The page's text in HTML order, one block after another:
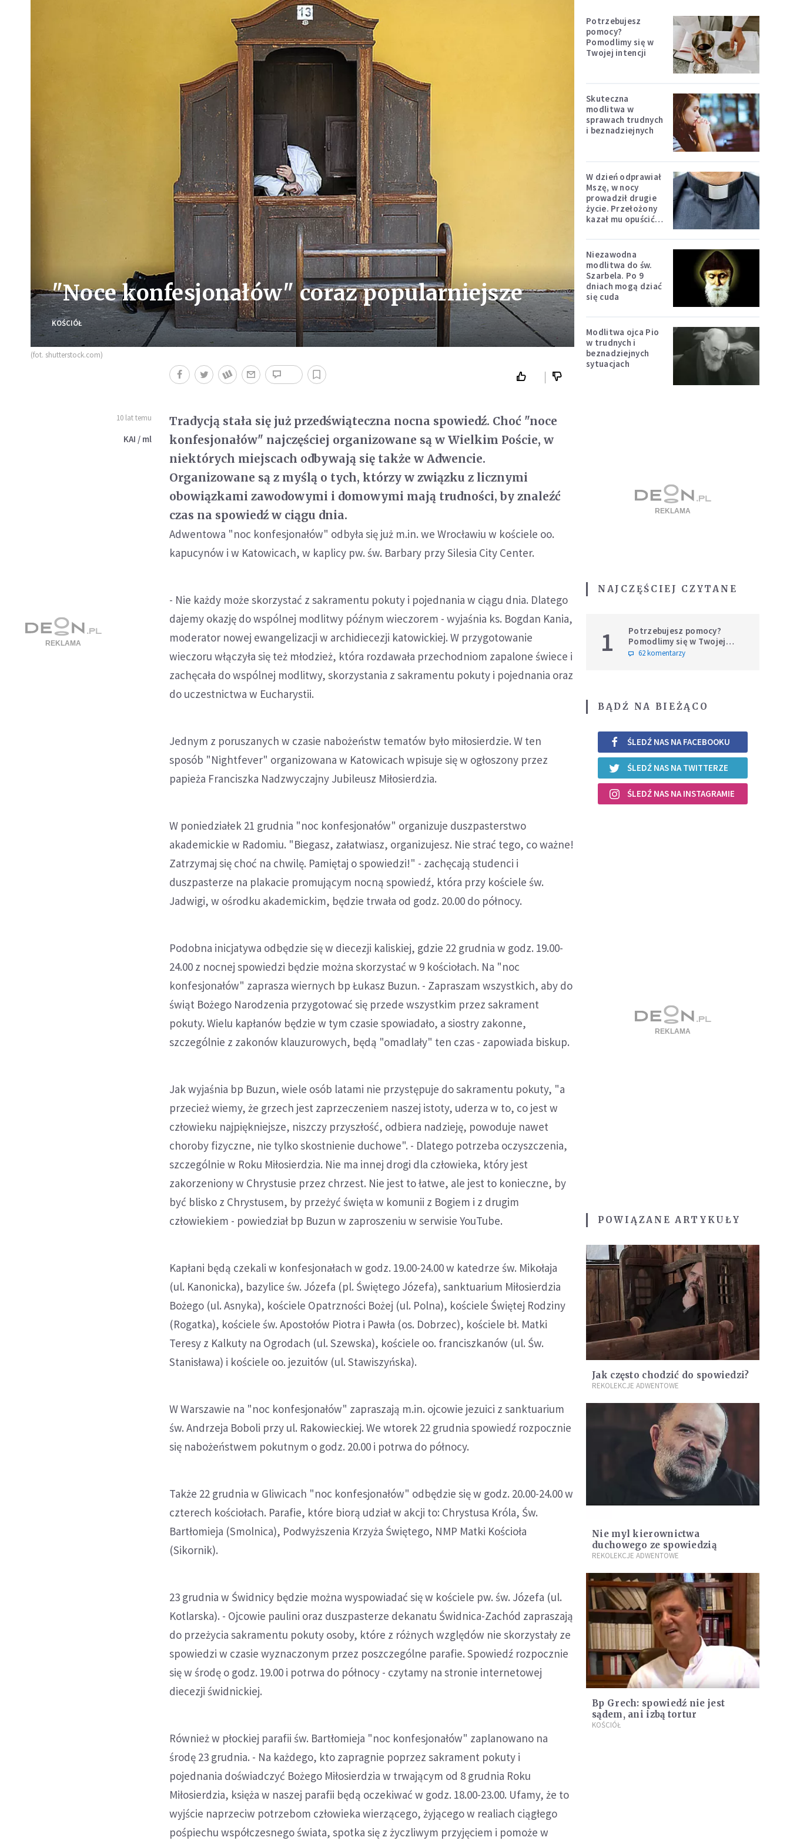
"Noce konfesjonałów" coraz popularniejsze
KOŚCIÓŁ
(fot. shutterstock.com)
10 lat temu
KAI / ml
Tradycją stała się już przedświąteczna nocna spowiedź. Choć "noce
konfesjonałów" najczęściej organizowane są w Wielkim Poście, w
niektórych miejscach odbywają się także w Adwencie.
Organizowane są z myślą o tych, którzy w związku z licznymi
obowiązkami zawodowymi i domowymi mają trudności, by znaleźć
czas na spowiedź w ciągu dnia.
Adwentowa "noc konfesjonałów" odbyła się już m.in. we Wrocławiu w kościele oo.
kapucynów i w Katowicach, w kaplicy pw. św. Barbary przy Silesia City Center.
- Nie każdy może skorzystać z sakramentu pokuty i pojednania w ciągu dnia. Dlatego
dajemy okazję do wspólnej modlitwy późnym wieczorem - wyjaśnia ks. Bogdan Kania,
moderator nowej ewangelizacji w archidiecezji katowickiej. W przygotowanie
wieczoru włączyła się też młodzież, która rozdawała przechodniom zapalone świece i
zachęcała do wspólnej modlitwy, skorzystania z sakramentu pokuty i pojednania oraz
do uczestnictwa w Eucharystii.
Jednym z poruszanych w czasie nabożeństw tematów było miłosierdzie. W ten
sposób "Nightfever" organizowana w Katowicach wpisuje się w ogłoszony przez
papieża Franciszka Nadzwyczajny Jubileusz Miłosierdzia.
W poniedziałek 21 grudnia "noc konfesjonałów" organizuje duszpasterstwo
akademickie w Radomiu. "Biegasz, załatwiasz, organizujesz. Nie strać tego, co ważne!
Zatrzymaj się choć na chwilę. Pamiętaj o spowiedzi!" - zachęcają studenci i
duszpasterze na plakacie promującym nocną spowiedź, która przy kościele św.
Jadwigi, w ośrodku akademickim, będzie trwała od godz. 20.00 do północy.
Podobna inicjatywa odbędzie się w diecezji kaliskiej, gdzie 22 grudnia w godz. 19.00-
24.00 z nocnej spowiedzi będzie można skorzystać w 9 kościołach. Na "noc
konfesjonałów" zaprasza wiernych bp Łukasz Buzun. - Zapraszam wszystkich, aby do
świąt Bożego Narodzenia przygotować się przede wszystkim przez sakrament
pokuty. Wielu kapłanów będzie w tym czasie spowiadało, a siostry zakonne,
szczególnie z zakonów klauzurowych, będą "omadlały" ten czas - zapowiada biskup.
Jak wyjaśnia bp Buzun, wiele osób latami nie przystępuje do sakramentu pokuty, "a
przecież wiemy, że grzech jest zaprzeczeniem naszej istoty, uderza w to, co jest w
człowieku najpiękniejsze, niszczy przyszłość, odbiera nadzieję, powoduje nawet
choroby fizyczne, nie tylko skostnienie duchowe". - Dlatego potrzeba oczyszczenia,
szczególnie w Roku Miłosierdzia. Nie ma innej drogi dla człowieka, który jest
zakorzeniony w Chrystusie przez chrzest. Nie jest to łatwe, ale jest to konieczne, by
być blisko z Chrystusem, by przeżyć święta w komunii z Bogiem i z drugim
człowiekiem - powiedział bp Buzun w zaproszeniu w serwisie YouTube.
Kapłani będą czekali w konfesjonałach w godz. 19.00-24.00 w katedrze św. Mikołaja
(ul. Kanonicka), bazylice św. Józefa (pl. Świętego Józefa), sanktuarium Miłosierdzia
Bożego (ul. Asnyka), kościele Opatrzności Bożej (ul. Polna), kościele Świętej Rodziny
(Rogatka), kościele św. Apostołów Piotra i Pawła (os. Dobrzec), kościele bł. Matki
Teresy z Kalkuty na Ogrodach (ul. Szewska), kościele oo. franciszkanów (ul. Św.
Stanisława) i kościele oo. jezuitów (ul. Stawiszyńska).
W Warszawie na "noc konfesjonałów" zapraszają m.in. ojcowie jezuici z sanktuarium
św. Andrzeja Boboli przy ul. Rakowieckiej. We wtorek 22 grudnia spowiedź rozpocznie
się nabożeństwem pokutnym o godz. 20.00 i potrwa do północy.
Także 22 grudnia w Gliwicach "noc konfesjonałów" odbędzie się w godz. 20.00-24.00 w
czterech kościołach. Parafie, które biorą udział w akcji to: Chrystusa Króla, Św.
Bartłomieja (Smolnica), Podwyższenia Krzyża Świętego, NMP Matki Kościoła
(Sikornik).
23 grudnia w Świdnicy będzie można wyspowiadać się w kościele pw. św. Józefa (ul.
Kotlarska). - Ojcowie paulini oraz duszpasterze dekanatu Świdnica-Zachód zapraszają
do przeżycia sakramentu pokuty osoby, które z różnych względów nie skorzystały ze
spowiedzi w czasie wyznaczonym przez poszczególne parafie. Spowiedź rozpocznie
się w środę o godz. 19.00 i potrwa do północy - czytamy na stronie internetowej
diecezji świdnickiej.
Również w płockiej parafii św. Bartłomieja "noc konfesjonałów" zaplanowano na
środę 23 grudnia. - Na każdego, kto zapragnie poprzez sakrament pokuty i
pojednania doświadczyć Bożego Miłosierdzia w trwającym od 8 grudnia Roku
Miłosierdzia, księża w naszej parafii będą oczekiwać w godz. 18.00-23.00. Ufamy, że to
wyjście naprzeciw potrzebom człowieka wierzącego, żyjącego w realiach ciągłego
pośpiechu współczesnego świata, spotka się z życzliwym przyjęciem i pomoże w
Potrzebujesz
pomocy?
Pomodlimy się w
Twojej intencji
Skuteczna
modlitwa w
sprawach trudnych
i beznadziejnych
W dzień odprawiał
Mszę, w nocy
prowadził drugie
życie. Przełożony
kazał mu opuścić
Niezawodna
modlitwa do św.
Szarbela. Po 9
dniach mogą dziać
się cuda
Modlitwa ojca Pio
w trudnych i
beznadziejnych
sytuacjach
NAJCZĘŚCIEJ CZYTANE
1
Potrzebujesz pomocy?
Pomodlimy się w Twojej
intencji
62 komentarzy
BĄDŹ NA BIEŻĄCO
ŚLEDŹ NAS NA FACEBOOKU
ŚLEDŹ NAS NA TWITTERZE
ŚLEDŹ NAS NA INSTAGRAMIE
POWIĄZANE ARTYKUŁY
Jak często chodzić do spowiedzi?
REKOLEKCJE ADWENTOWE
Nie myl kierownictwa
duchowego ze spowiedzią
REKOLEKCJE ADWENTOWE
Bp Grech: spowiedź nie jest
sądem, ani izbą tortur
KOŚCIÓŁ